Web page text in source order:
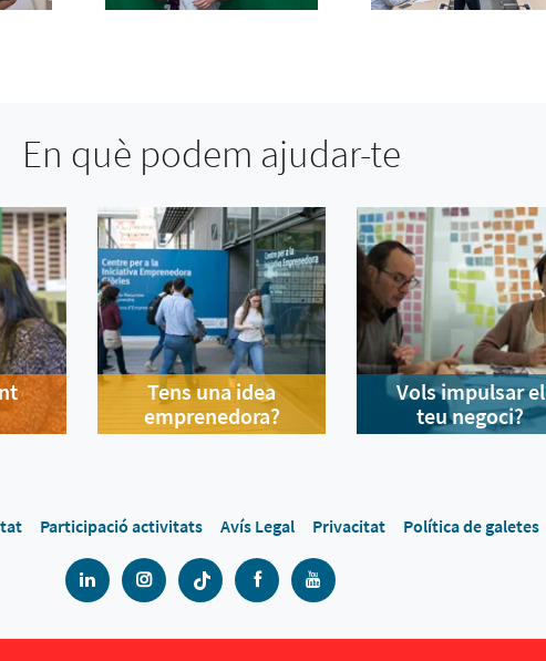
En què podem ajudar-te
Tens una idea
emprenedora?
Vols impulsar el
teu negoci?
Participació activitats Avís Legal Privacitat Política de galetes